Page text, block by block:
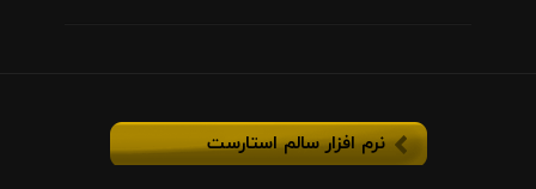
نرم افزار سالم استارست